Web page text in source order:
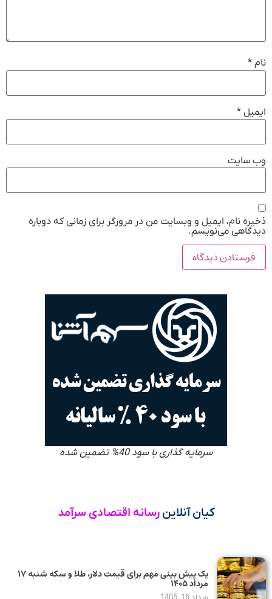
نام *
ایمیل *
وب‌ سایت
ذخیره نام، ایمیل و وبسایت من در مرورگر برای زمانی که دوباره
دیدگاهی می‌نویسم.
سرمایه گذاری با سود 40% تضمین شده
کیان آنلاین رسانه اقتصادی سرآمد
یک پیش ‌بینی مهم برای قیمت دلار، طلا و سکه شنبه ۱۷
مرداد ۱۴۰۵